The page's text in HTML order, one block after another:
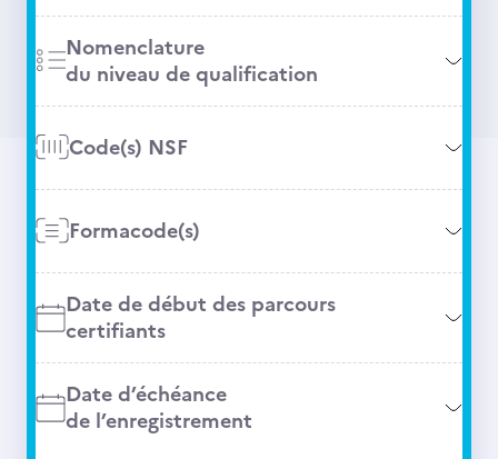
Nomenclature
du niveau de qualification
Code(s) NSF
Formacode(s)
Date de début des parcours
certifiants
Date d’échéance
de l’enregistrement